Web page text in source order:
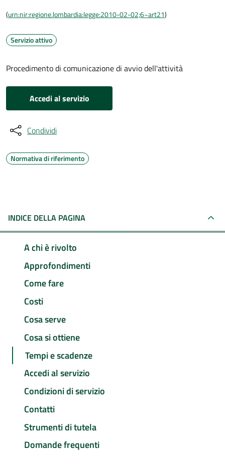
(urn:nir:regione.lombardia:legge:2010-02-02;6~art21)
Servizio attivo
Procedimento di comunicazione di avvio dell'attività
Accedi al servizio
Condividi
Normativa di riferimento
INDICE DELLA PAGINA
A chi è rivolto
Approfondimenti
Come fare
Costi
Cosa serve
Cosa si ottiene
Tempi e scadenze
Accedi al servizio
Condizioni di servizio
Contatti
Strumenti di tutela
Domande frequenti